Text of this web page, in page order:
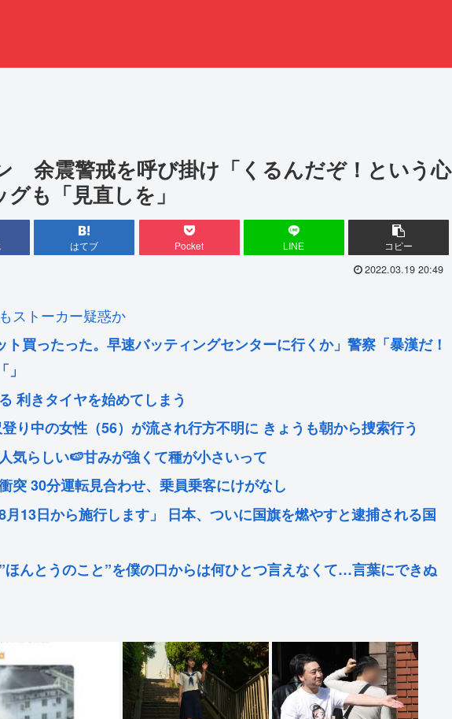
余震警戒を呼び掛け「くるんだぞ！という心
も「見直しを」
はてブ Pocket LINE コピー
2022.03.19 20:49
ストーカー疑惑か
ト買ったった。早速バッティングセンターに行くか」警察「暴漢だ！
利きタイヤを始めてしまう
登り中の女性（56）が流され行方不明に きょうも朝から捜索行う
気らしい🍉甘みが強くて種が小さいって
突 30分運転見合わせ、乗員乗客にけがなし
月13日から施行します」 日本、ついに国旗を燃やすと逮捕される国
ほんとうのこと”を僕の口からは何ひとつ言えなくて…言葉にできぬ
当のことを僕の口からは何ひとつ言えなくて悔しさを日々感じてま
んとうのこと”を僕の口からは何ひとつ言えなくて… 言葉にできぬ